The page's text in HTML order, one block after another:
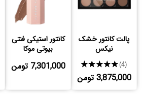
پالت کانتور خشک
نیکس
★★★★★(4)
3,875,000 تومن
کانتور استیکی فنتی
بیوتی موکا
7,301,000 تومن